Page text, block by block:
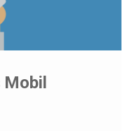
Mobil